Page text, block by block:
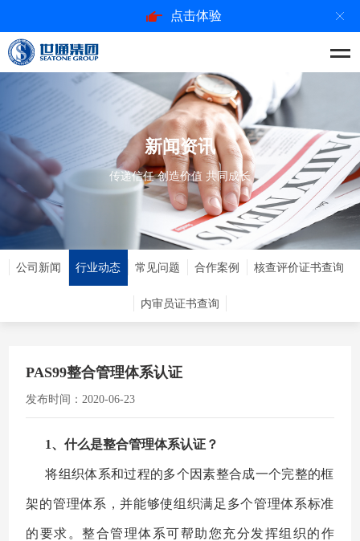
点击体验
新闻资讯
传递信任 创造价值 共同成长
公司新闻 行业动态 常见问题 合作案例 核查评价证书查询
内审员证书查询
PAS99整合管理体系认证
发布时间：2020-06-23
1、什么是整合管理体系认证？
将组织体系和过程的多个因素整合成一个完整的框
架的管理体系，并能够使组织满足多个管理体系标准
的要求。整合管理体系可帮助您充分发挥组织的作